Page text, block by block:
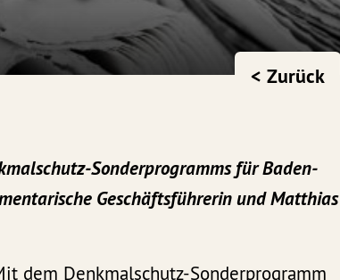
< Zurück
Sonderprogramms für Baden-
Geschäftsführerin und Matthias
dem Denkmalschutz-Sonderprogramm